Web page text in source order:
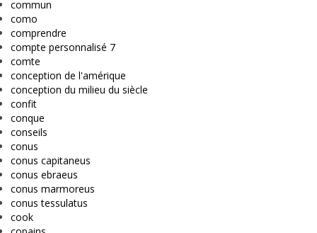
commun
como
comprendre
compte personnalisé 7
comte
conception de l'amérique
conception du milieu du siècle
confit
conque
conseils
conus
conus capitaneus
conus ebraeus
conus marmoreus
conus tessulatus
cook